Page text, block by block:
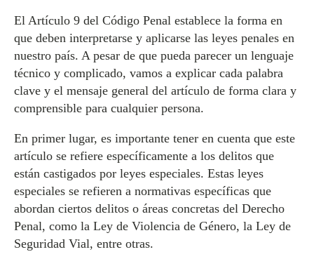
El Artículo 9 del Código Penal establece la forma en
que deben interpretarse y aplicarse las leyes penales en
nuestro país. A pesar de que pueda parecer un lenguaje
técnico y complicado, vamos a explicar cada palabra
clave y el mensaje general del artículo de forma clara y
comprensible para cualquier persona.
En primer lugar, es importante tener en cuenta que este
artículo se refiere específicamente a los delitos que
están castigados por leyes especiales. Estas leyes
especiales se refieren a normativas específicas que
abordan ciertos delitos o áreas concretas del Derecho
Penal, como la Ley de Violencia de Género, la Ley de
Seguridad Vial, entre otras.